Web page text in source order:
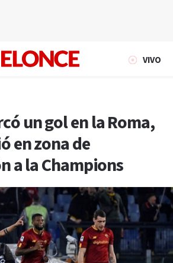
VIVO
un gol en la Roma,
en zona de
a la Champions